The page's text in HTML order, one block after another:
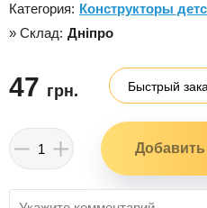
Категория: Конструкторы
» Склад: Дніпро
47 грн. Быстрый